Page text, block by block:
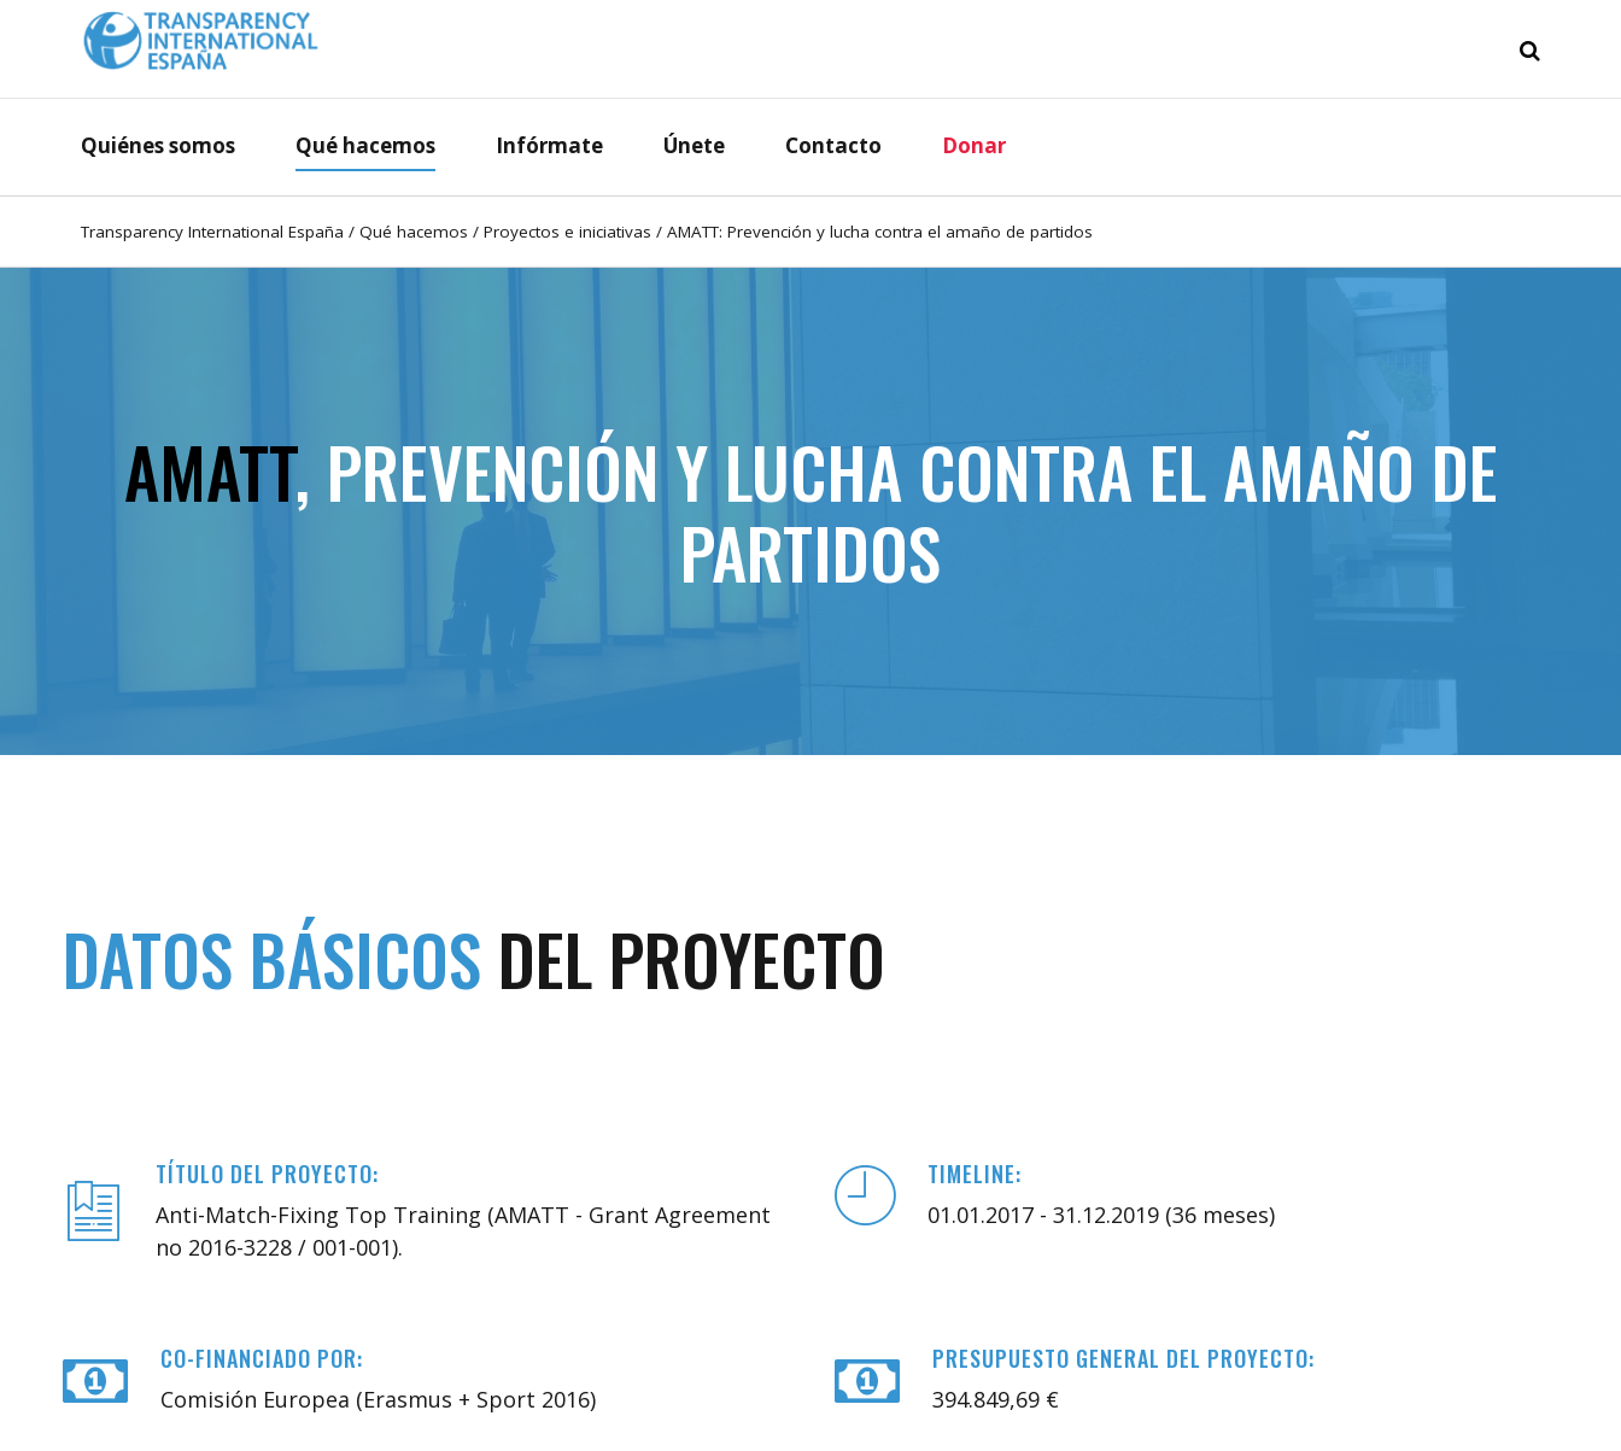
Quiénes somos Qué hacemos Infórmate Únete Contacto Donar
Transparency International España /Qué hacemos /Proyectos e iniciativas /AMATT: Prevención y lucha contra el amaño de partidos
AMATT, PREVENCIÓN Y LUCHA CONTRA EL AMAÑO DE
PARTIDOS
DATOS BÁSICOS DEL PROYECTO
TÍTULO DEL PROYECTO:
Anti-Match-Fixing Top Training (AMATT - Grant Agreement
no 2016-3228 / 001-001).
TIMELINE:
01.01.2017 - 31.12.2019 (36 meses)
CO-FINANCIADO POR:
Comisión Europea (Erasmus + Sport 2016)
PRESUPUESTO GENERAL DEL PROYECTO:
394.849,69 €